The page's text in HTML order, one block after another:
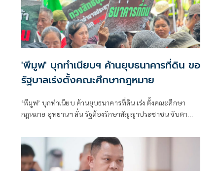
'พีมูฟ' บุกทำเนียบฯ ค้านยุบธนาคารที่ดิน ขอ
รัฐบาลเร่งตั้งคณะศึกษากฎหมาย
‘พีมูฟ’ บุกทำเนียบ ค้านยุบธนาคารที่ดิน เร่ง ตั้งคณะศึกษา
กฎหมาย อุทยานฯ ลั่น รัฐต้องรักษาสัญญาประชาชน จับตา